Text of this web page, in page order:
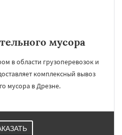
мусора
в области грузоперевозок и
комплексный вывоз
мусора в Дрезне.